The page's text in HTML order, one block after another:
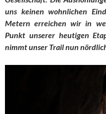
uns keinen wohnlichen
Metern erreichen wir in
Punkt unserer heutigen
nimmt unser Trail nun